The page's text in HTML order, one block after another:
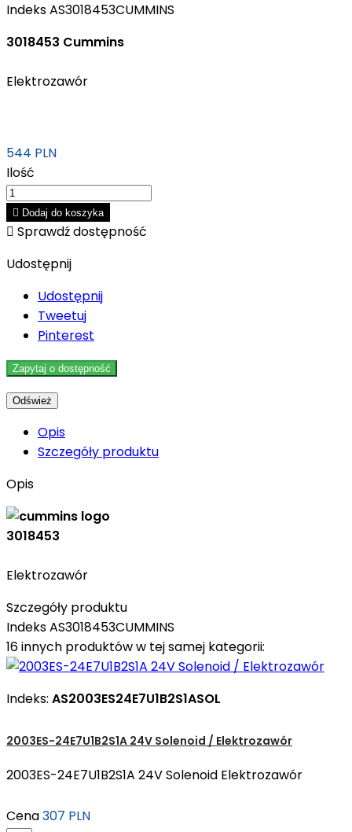
IndeksAS3018453CUMMINS
3018453 Cummins
Elektrozawór
544 PLN
Ilość
 Dodaj do koszyka
 Sprawdź dostępność
Udostępnij
Udostępnij
Tweetuj
Pinterest
Zapytaj o dostępność
Opis
Szczegóły produktu
Opis
3018453
Elektrozawór
Szczegóły produktu
IndeksAS3018453CUMMINS
16 innych produktów w tej samej kategorii:
Indeks: AS2003ES24E7U1B2S1ASOL
2003ES-24E7U1B2S1A 24V Solenoid / Elektrozawór
2003ES-24E7U1B2S1A 24V Solenoid Elektrozawór
Cena307 PLN